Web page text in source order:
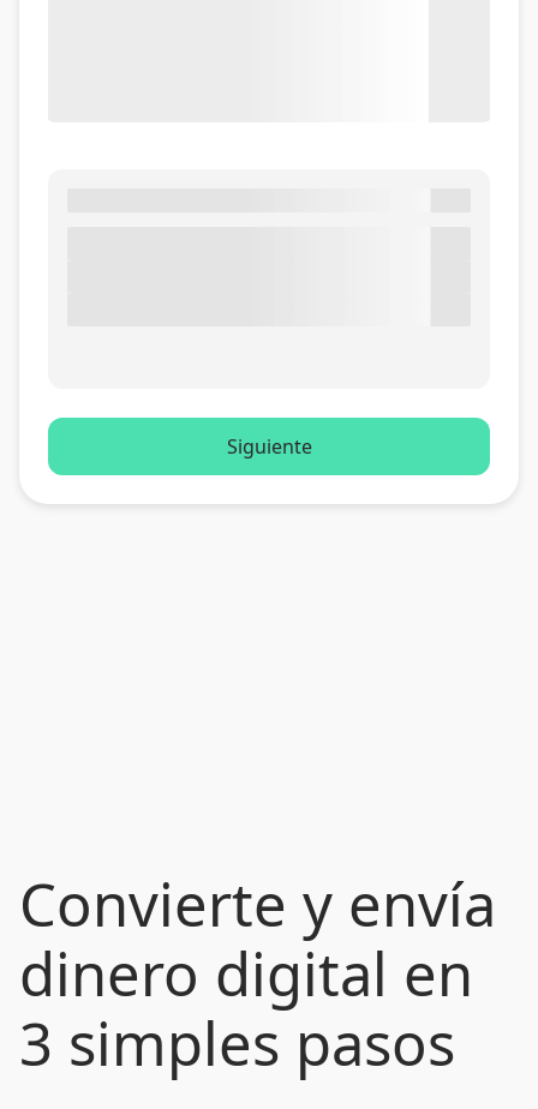
Convierte y envía
dinero digital en
3 simples pasos
Siguiente